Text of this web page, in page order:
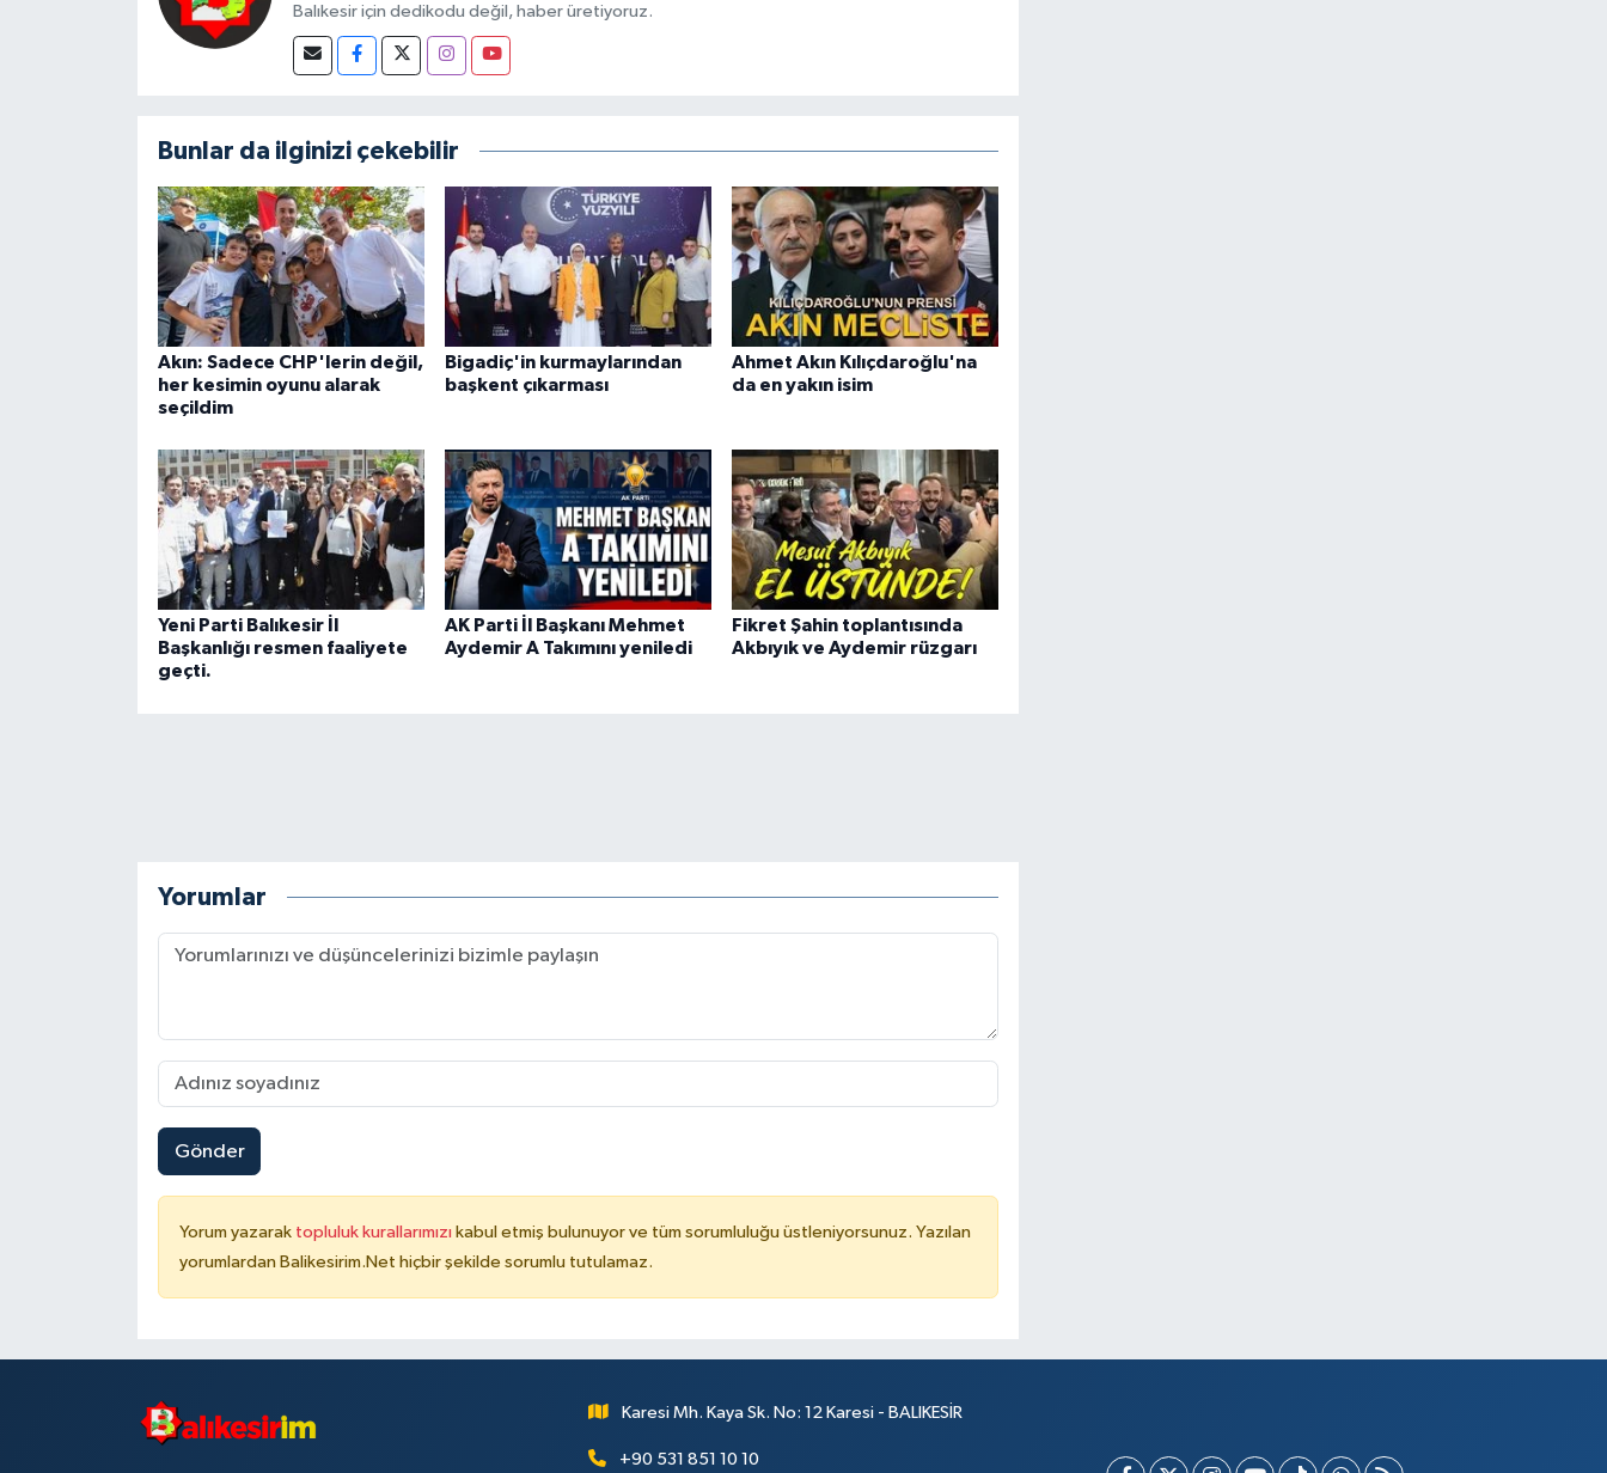
Balıkesir için dedikodu değil, haber üretiyoruz.
Bunlar da ilginizi çekebilir
Akın: Sadece CHP'lerin değil,
her kesimin oyunu alarak
seçildim
Bigadiç'in kurmaylarından
başkent çıkarması
Ahmet Akın Kılıçdaroğlu'na
da en yakın isim
Yeni Parti Balıkesir İl
Başkanlığı resmen faaliyete
geçti.
AK Parti İl Başkanı Mehmet
Aydemir A Takımını yeniledi
Fikret Şahin toplantısında
Akbıyık ve Aydemir rüzgarı
Yorumlar
Gönder
Yorum yazarak topluluk kurallarımızı kabul etmiş bulunuyor ve tüm sorumluluğu üstleniyorsunuz. Yazılan
yorumlardan Balikesirim.Net hiçbir şekilde sorumlu tutulamaz.
Karesi Mh. Kaya Sk. No: 12 Karesi - BALIKESİR
+90 531 851 10 10